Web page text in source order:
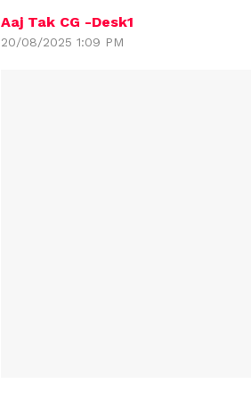
Aaj Tak CG -Desk1
20/08/2025 1:09 PM